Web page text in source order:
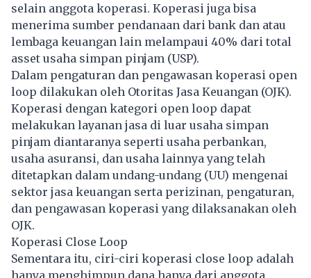
selain anggota koperasi. Koperasi juga bisa
menerima sumber pendanaan dari bank dan atau
lembaga keuangan lain melampaui 40% dari total
asset usaha simpan pinjam (USP).
Dalam pengaturan dan pengawasan koperasi open
loop dilakukan oleh Otoritas Jasa Keuangan (OJK).
Koperasi dengan kategori open loop dapat
melakukan layanan jasa di luar usaha simpan
pinjam diantaranya seperti usaha perbankan,
usaha asuransi, dan usaha lainnya yang telah
ditetapkan dalam undang-undang (UU) mengenai
sektor jasa keuangan serta perizinan, pengaturan,
dan pengawasan koperasi yang dilaksanakan oleh
OJK.
Koperasi Close Loop
Sementara itu, ciri-ciri koperasi close loop adalah
hanya menghimpun dana hanya dari anggota